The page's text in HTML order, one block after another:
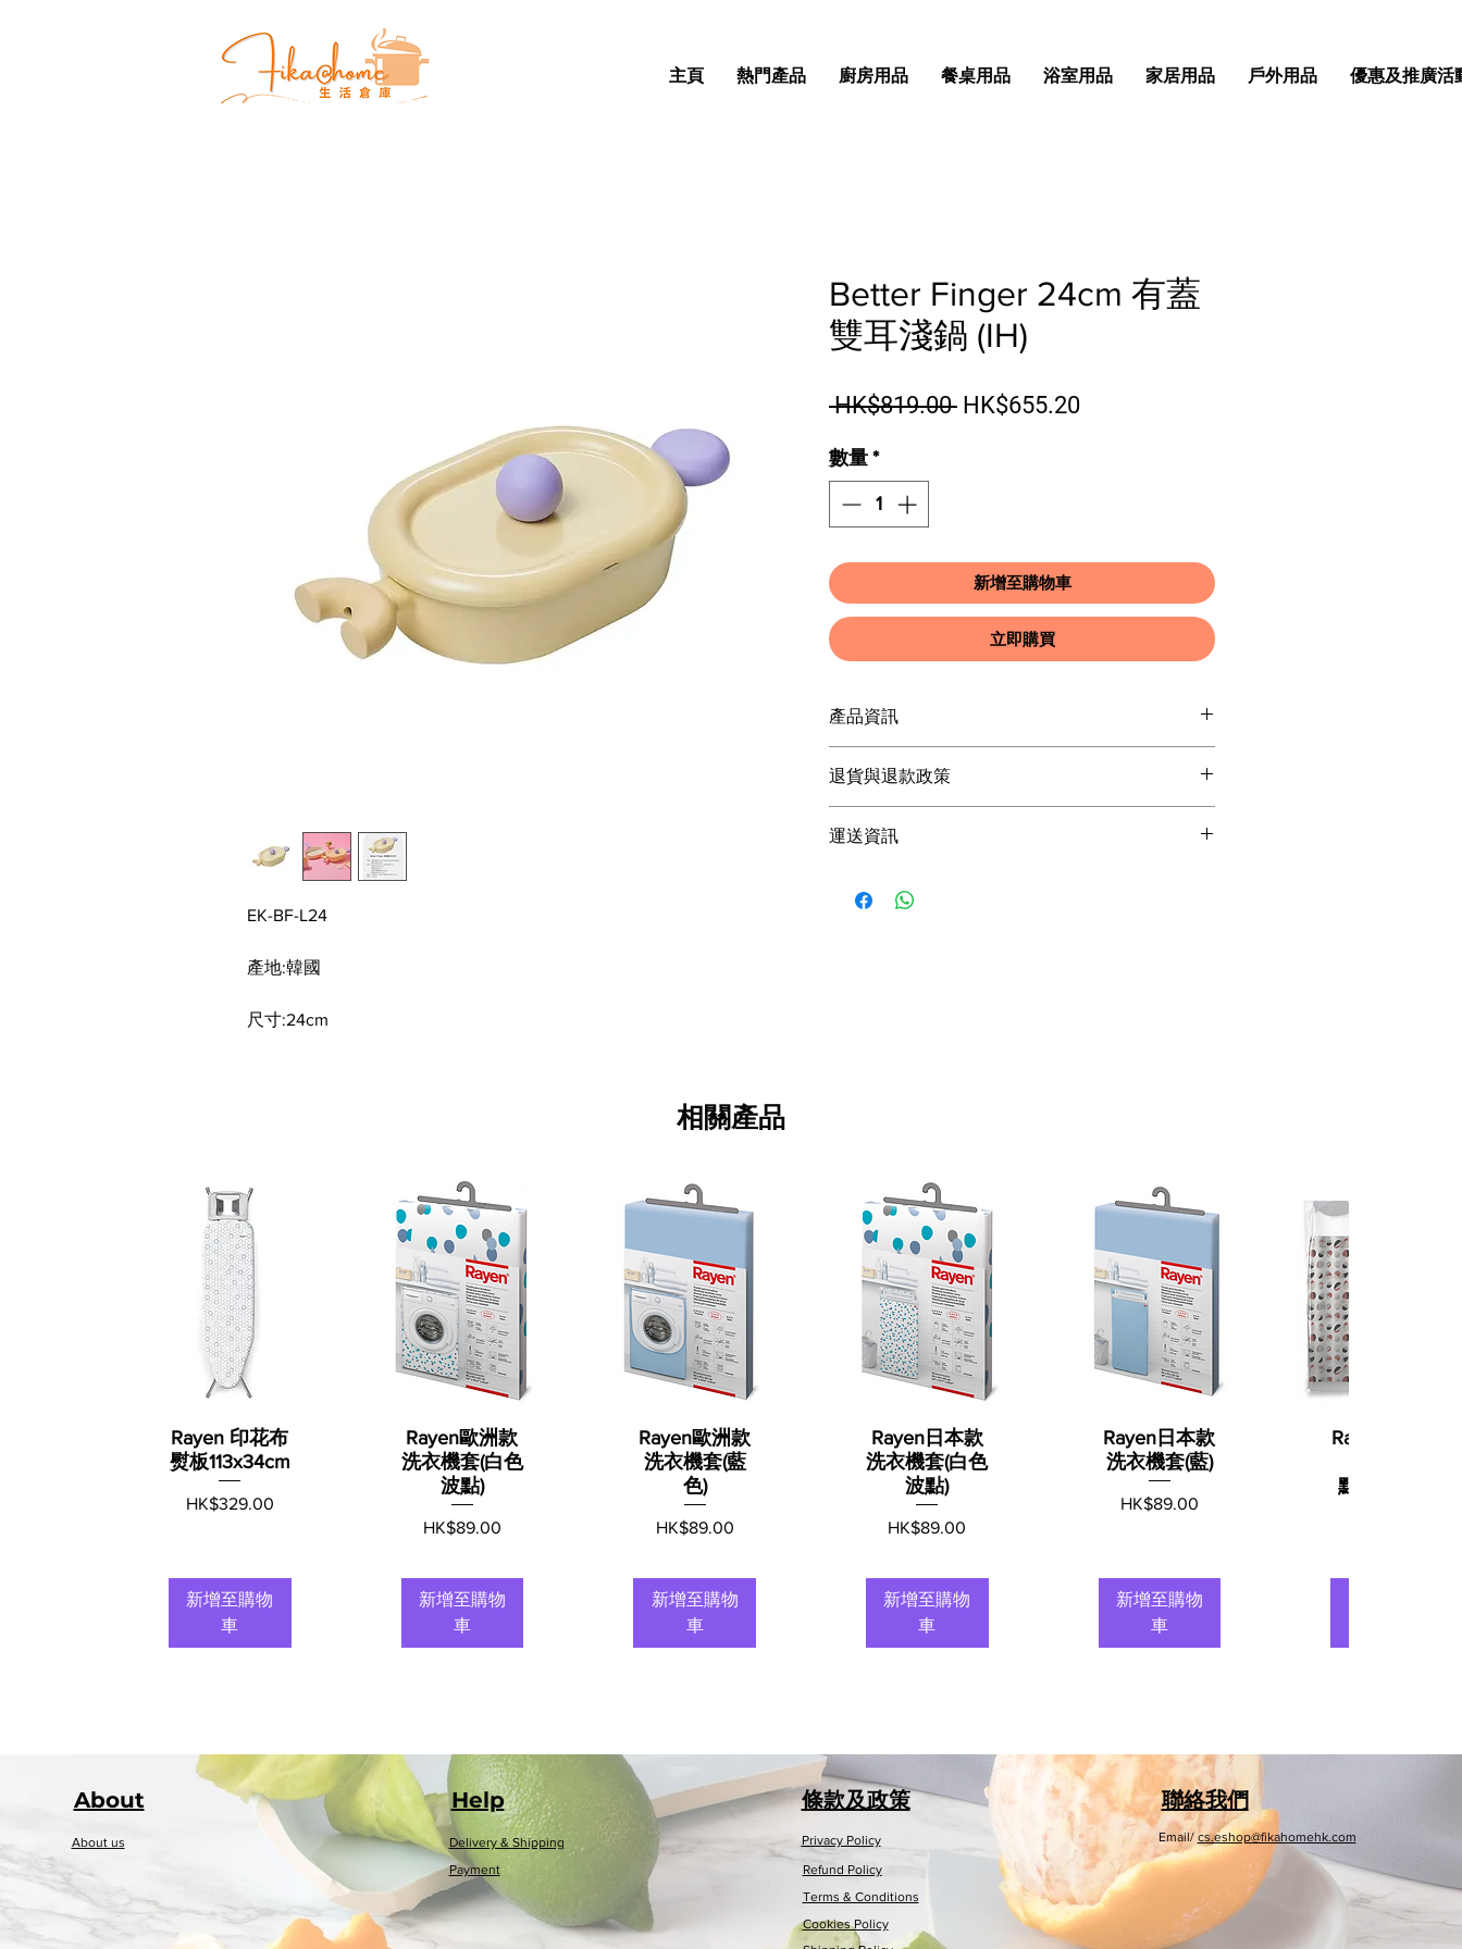
主頁 熱門產品 廚房用品 餐桌用品 浴室用品 家居用品 戶外用品 優惠及推廣活
EK-BF-L24
產地:韓國
尺寸:24cm
Better Finger 24cm 有蓋
雙耳淺鍋 (IH)
HK$819.00 一般價格
HK$655.20促銷價格
數量 *
新增至購物車
立即購買
產品資訊
寸、材料、保固和清洗說明。另外，您也可在此處形容產
品的獨特之處，以及可給客戶帶來的好處。買家總是希望
能在購買之前清楚了解產品。所以請盡量提供資訊，讓顧
客有信心和决心購買產品。
退貨與退款政策
產品。撰寫政策時，請盡量開門見山，以便建立互信，讓
運送資訊
的資訊。撰寫政策時，請盡量開門見山，以便建立互信，
相關產品
Rayen 印花布
熨板113x34cm
價格
HK$329.00
新增至購物
車
Rayen歐洲款
洗衣機套(白色
波點)
價格
HK$89.00
新增至購物
車
Rayen歐洲款
洗衣機套(藍
色)
價格
HK$89.00
新增至購物
車
Rayen日本款
洗衣機套(白色
波點)
價格
HK$89.00
新增至購物
車
Rayen日本款
洗衣機套(藍)
價格
HK$89.00
新增至購物
車
Rayen 浴簾(紅
點)180x200c
About​
About us
Help
Delivery & Shipping
Payment
條款及政策
Privacy Policy
Refund Policy
Terms & Conditions
Cookies Policy
聯絡我們
Email/ cs.eshop@fikahomehk.com